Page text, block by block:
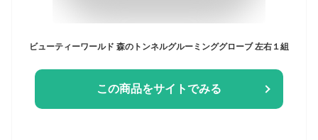
ビューティーワールド 森のトンネルグルーミンググローブ 左右１組
この商品をサイトでみる